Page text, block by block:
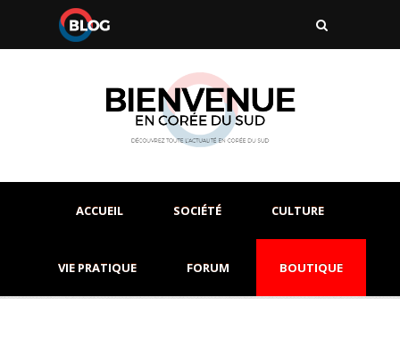
ACCUEIL SOCIÉTÉ CULTURE
VIE PRATIQUE FORUM BOUTIQUE